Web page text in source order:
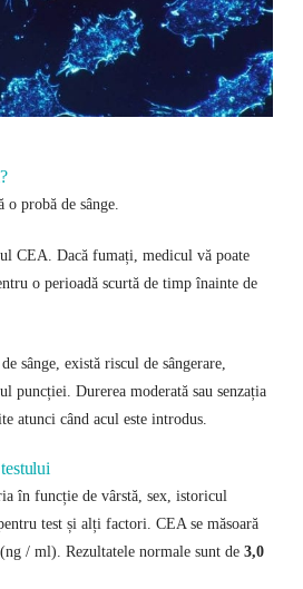
o probă de sânge.
CEA. Dacă fumați, medicul vă poate
o perioadă scurtă de timp înainte de
sânge, există riscul de sângerare,
puncției. Durerea moderată sau senzația
atunci când acul este introdus.
în funcție de vârstă, sex, istoricul
test și alți factori. CEA se măsoară
/ ml). Rezultatele normale sunt de3,0